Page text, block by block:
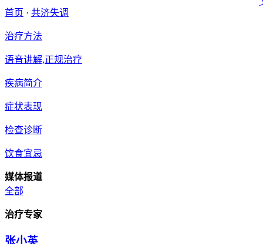
首页 · 共济失调
治疗方法
语音讲解,正规治疗
疾病简介
症状表现
检查诊断
饮食宜忌
媒体报道
全部
治疗专家
张小英